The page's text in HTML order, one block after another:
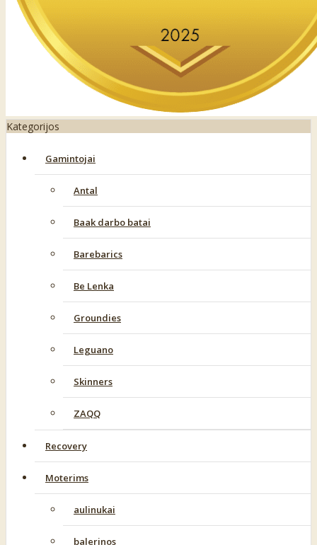
Kategorijos
Gamintojai
Antal
Baak darbo batai
Barebarics
Be Lenka
Groundies
Leguano
Skinners
ZAQQ
Recovery
Moterims
aulinukai
balerinos